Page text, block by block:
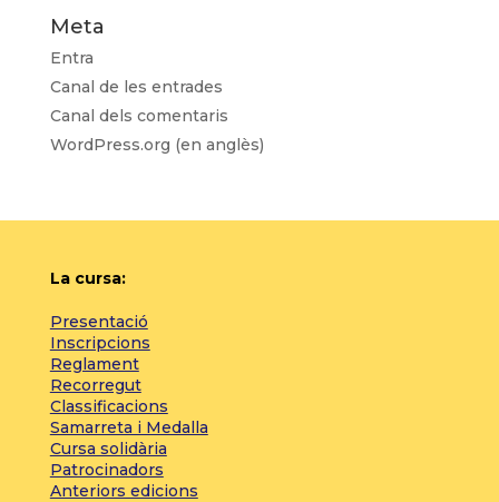
Meta
Entra
Canal de les entrades
Canal dels comentaris
WordPress.org (en anglès)
La cursa:
Presentació
Inscripcions
Reglament
Recorregut
Classificacions
Samarreta i Medalla
Cursa solidària
Patrocinadors
Anteriors edicions